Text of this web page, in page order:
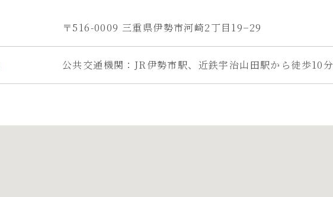
〒516-0009 三重県伊勢市河崎2丁目19−29
公共交通機関：JR伊勢市駅、近鉄宇治山田駅から徒歩10分